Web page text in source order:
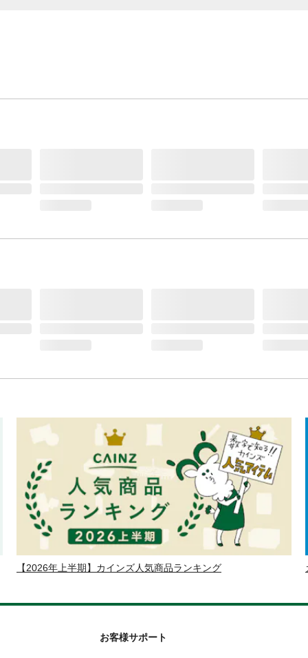
【2026年上半期】カインズ人気商品ランキング
お客様サポート